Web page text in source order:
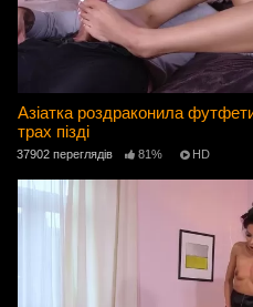
Азіатка роздраконила
трах пізді
37902 переглядів 81% HD